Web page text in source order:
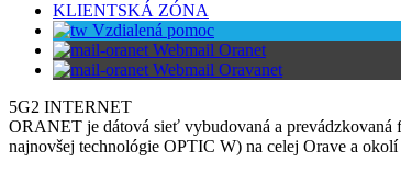
KLIENTSKÁ ZÓNA
Vzdialená pomoc
Webmail Oranet
Webmail Oravanet
5G2 INTERNET
ORANET je dátová sieť vybudovaná a
najnovšej technológie OPTIC W) na celej Orave a